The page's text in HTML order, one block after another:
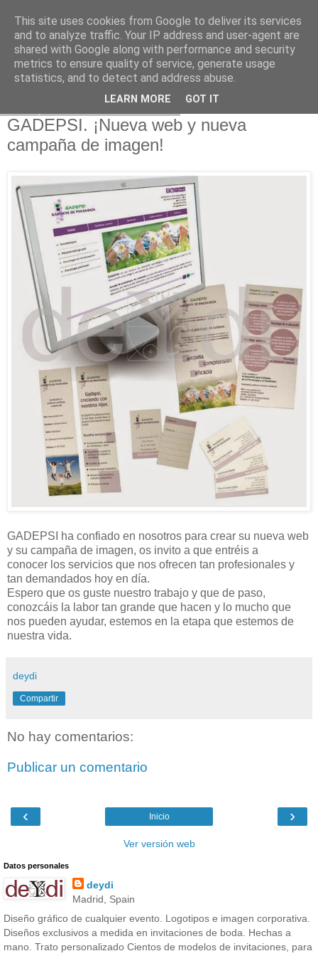
GADEPSI. ¡Nueva web y nueva
campaña de imagen!
GADEPSI ha confiado en nosotros para crear su nueva web
y su campaña de imagen, os invito a que entréis a
conocer los servicios que nos ofrecen tan profesionales y
tan demandados hoy en día.
Espero que os guste nuestro trabajo y que de paso,
conozcáis la labor tan grande que hacen y lo mucho que
nos pueden ayudar, estemos en la etapa que estemos de
nuestra vida.
deydi
Compartir
No hay comentarios:
Publicar un comentario
‹ ›
Inicio
Ver versión web
Datos personales
deydi
Madrid, Spain
Diseño gráfico de cualquier evento. Logotipos e imagen corporativa.
Diseños exclusivos a medida en invitaciones de boda. Hechas a
mano. Trato personalizado Cientos de modelos de invitaciones, para
This site uses cookies from Google to deliver its services
and to analyze traffic. Your IP address and user-agent are
shared with Google along with performance and security
metrics to ensure quality of service, generate usage
statistics, and to detect and address abuse.
LEARN MORE GOT IT